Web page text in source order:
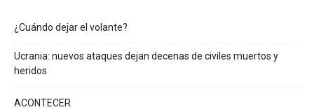
¿Cuándo dejar el volante?
Ucrania: nuevos ataques dejan decenas de civiles muertos y
heridos
ACONTECER